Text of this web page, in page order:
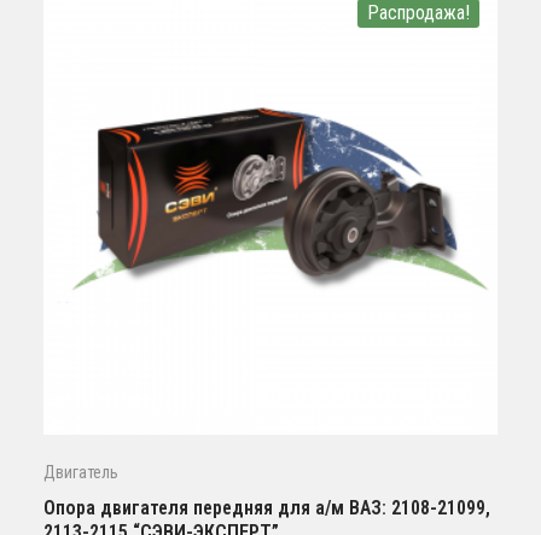
Распродажа!
Двигатель
Опора двигателя передняя для а/м ВАЗ: 2108-21099,